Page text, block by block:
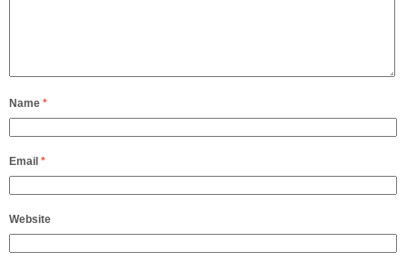
Name *
Email *
Website